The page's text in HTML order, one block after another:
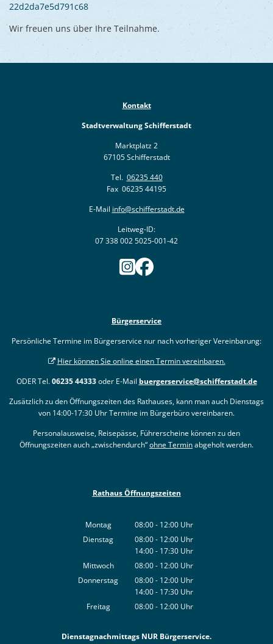
22d2da7e5d791c68
Wir freuen uns über Ihre Teilnahme.
Kontakt
Stadtverwaltung Schifferstadt
Marktplatz 2
67105 Schifferstadt
Tel. 06235 440
Fax 06235 44195
E-Mail info@schifferstadt.de
Leitweg-ID:
07 338 002 5025-001-42
Bürgerservice
Persönliche Termine im Bürgerservice nur nach vorheriger Vereinbarung:
Hier können Sie online einen Termin vereinbaren.
ODER Tel.06235 44333oder E-Mail buergerservice@schifferstadt.de
Zusätzlich zu den Öffnungszeiten des Rathauses, kann man auch Dienstags
von 14:00-17:30 Uhr Termine im Bürgerbüro vereinbaren.
Personalausweise, Reisepässe, Führerscheine können zu den
Öffnungszeiten auch „zwischendurch“ohne Terminabgeholt werden.
Rathaus Öffnungszeiten
Montag 08:00- 12:00 Uhr
Von 08:00 bis 12:00 Uhr
Dienstag 08:00- 12:00 Uhr
Von 08:00 bis 12:00 Uhr
14:00- 17:30 Uhr
Von 14:00 bis 17:30 Uhr
Mittwoch 08:00- 12:00 Uhr
Von 08:00 bis 12:00 Uhr
Donnerstag 08:00- 12:00 Uhr
Von 08:00 bis 12:00 Uhr
14:00- 17:30 Uhr
Von 14:00 bis 17:30 Uhr
Freitag 08:00- 12:00 Uhr
Dienstagnachmittags NUR Bürgerservice.